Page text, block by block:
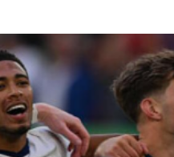
FIFA: La Côte d'Ivoire